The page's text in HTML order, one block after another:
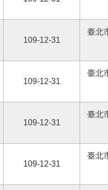
109-12-31
臺北
109-12-31
臺北
109-12-31
臺北
109-12-31
臺北